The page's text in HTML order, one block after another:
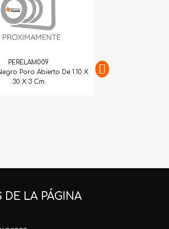
PERELAM009
Poro Abierto De 1.10 X
.30 X 3 Cm.
DE LA PÁGINA